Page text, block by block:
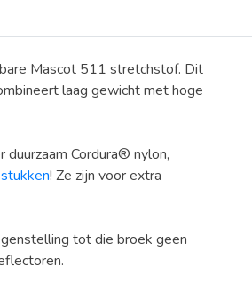
Mascot 511 stretchstof. Dit
laag gewicht met hoge
Cordura® nylon,
! Ze zijn voor extra
tot die broek geen